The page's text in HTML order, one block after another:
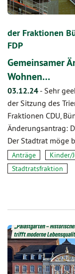
der Fraktionen
FDP
Gemeinsamer
Wohnen…
03.12.24 - Sehr
der Sitzung des
Fraktionen CDU,
Änderungsantrag:
Der Stadtrat möge
Anträge Kinder/
Stadtratsfraktion